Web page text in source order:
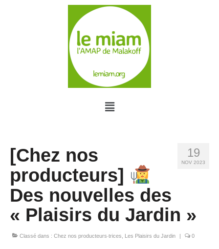
19
NOV 2023
[Chez nos
producteurs]
Des nouvelles des
« Plaisirs du Jardin »
Classé dans : Chez nos producteurs‧trices Les Plaisirs du Jardin | 0